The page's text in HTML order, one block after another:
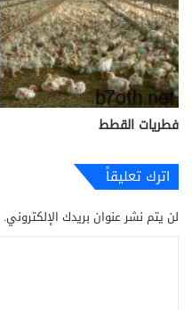
فطريات القطط
اترك تعليقاً
لن يتم نشر عنوان بريدك الإلكتروني.